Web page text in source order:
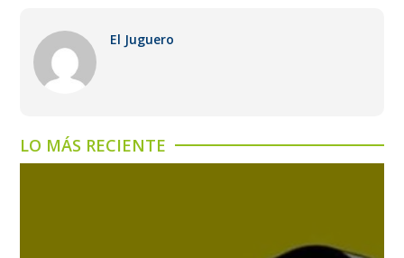
El Juguero
LO MÁS RECIENTE